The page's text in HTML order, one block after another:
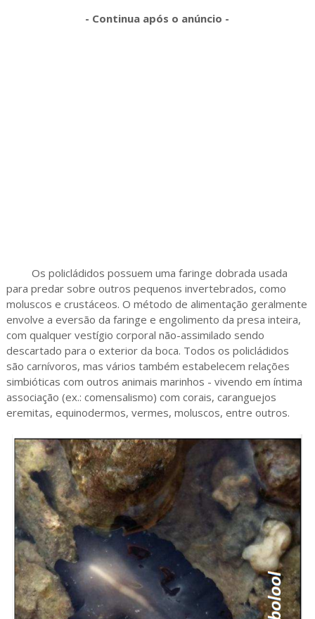
- Continua após o anúncio -
Os policládidos possuem uma faringe dobrada usada
para predar sobre outros pequenos invertebrados, como
moluscos e crustáceos. O método de alimentação geralmente
envolve a eversão da faringe e engolimento da presa inteira,
com qualquer vestígio corporal não-assimilado sendo
descartado para o exterior da boca. Todos os policládidos
são carnívoros, mas vários também estabelecem relações
simbióticas com outros animais marinhos - vivendo em íntima
associação (ex.: comensalismo) com corais, caranguejos
eremitas, equinodermos, vermes, moluscos, entre outros.